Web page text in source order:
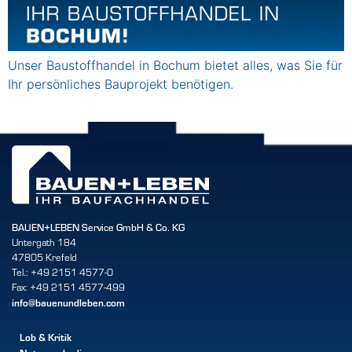
Unser Baustoffhandel in Bochum bietet alles, was Sie für
Ihr persönliches Bauprojekt benötigen.
BAUEN+LEBEN Service GmbH & Co. KG
Untergath 184
47805 Krefeld
Tel.: +49 2151 4577-0
Fax: +49 2151 4577-499
info@bauenundleben.com
Lob & Kritik